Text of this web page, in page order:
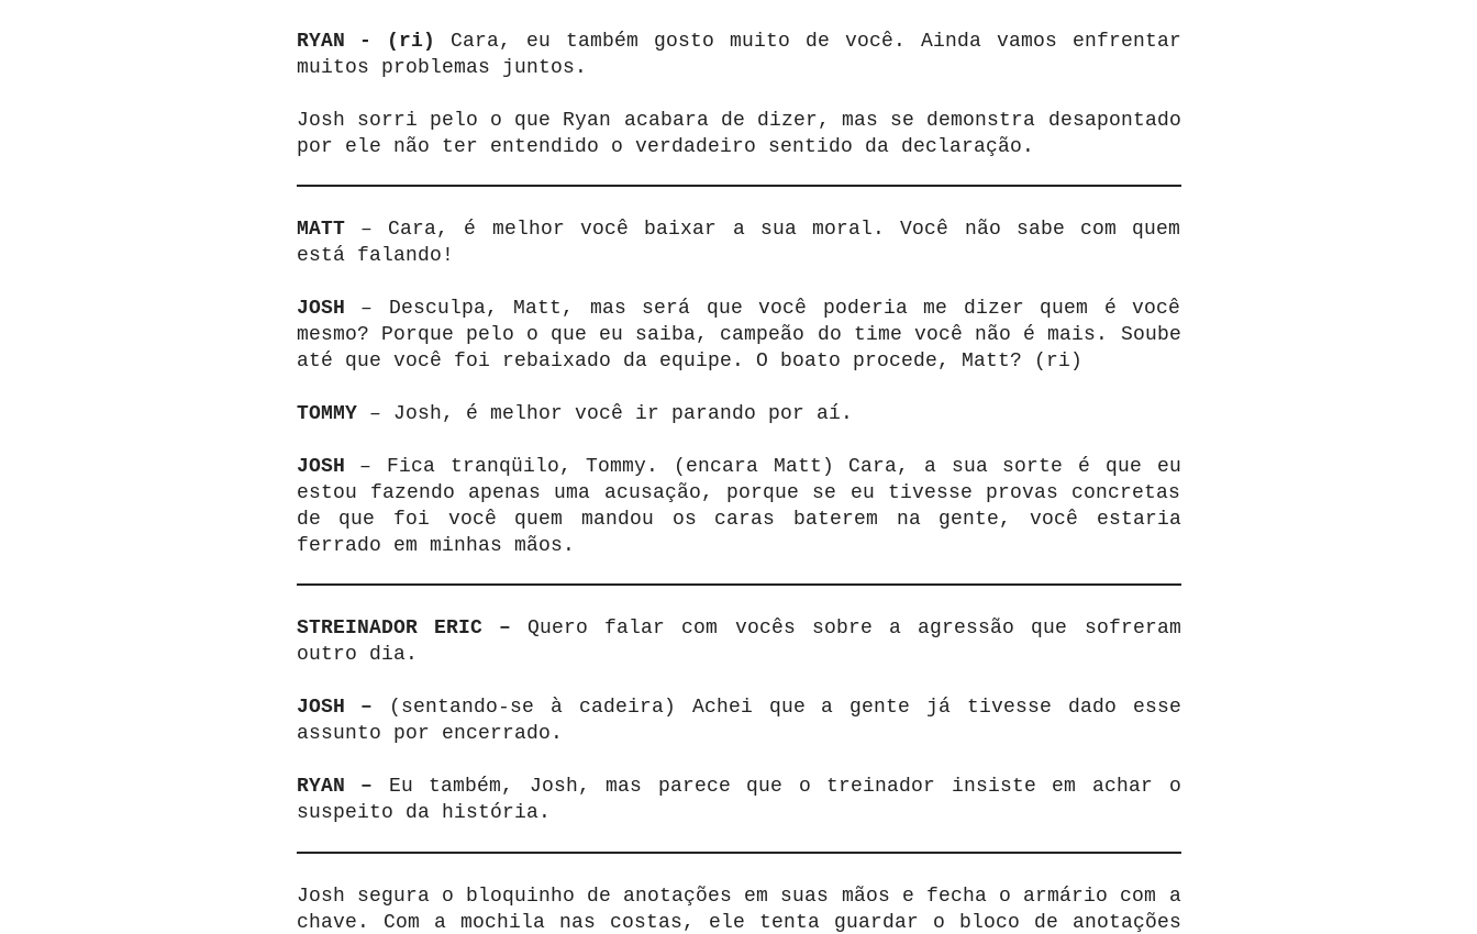
RYAN - (ri) Cara, eu também gosto muito de você. Ainda vamos enfrentar
muitos problemas juntos.
Josh sorri pelo o que Ryan acabara de dizer, mas se demonstra desapontado
por ele não ter entendido o verdadeiro sentido da declaração.
MATT– Cara, é melhor você baixar a sua moral. Você não sabe com quem
está falando!
JOSH – Desculpa, Matt, mas será que você poderia me dizer quem é você
mesmo? Porque pelo o que eu saiba, campeão do time você não é mais. Soube
até que você foi rebaixado da equipe. O boato procede, Matt? (ri)
TOMMY– Josh, é melhor você ir parando por aí.
JOSH – Fica tranqüilo, Tommy. (encara Matt) Cara, a sua sorte é que eu
estou fazendo apenas uma acusação, porque se eu tivesse provas concretas
de que foi você quem mandou os caras baterem na gente, você estaria
ferrado em minhas mãos.
STREINADOR ERIC – Quero falar com vocês sobre a agressão que sofreram
outro dia.
JOSH –
(sentando-se à cadeira) Achei que a gente já tivesse dado esse
assunto por encerrado.
RYAN – Eu também, Josh, mas parece que o treinador insiste em achar o
suspeito da história.
Josh segura o bloquinho de anotações em suas mãos e fecha o armário com a
chave. Com a mochila nas costas, ele tenta guardar o bloco de anotações